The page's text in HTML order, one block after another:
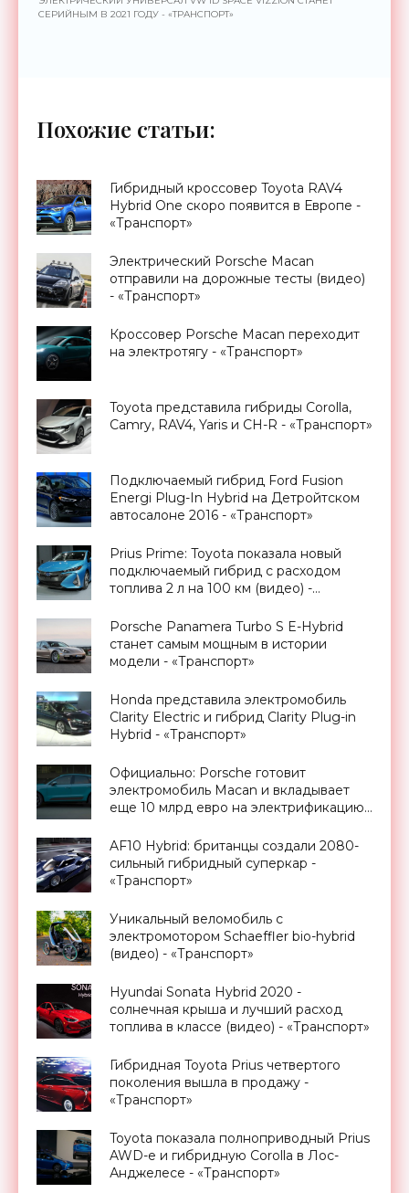
СЕРИЙНЫМ В 2021 ГОДУ - «ТРАНСПОРТ»
Похожие статьи:
Гибридный кроссовер Toyota RAV4
Hybrid One скоро появится в Европе -
«Транспорт»
Электрический Porsche Macan
отправили на дорожные тесты (видео)
- «Транспорт»
Кроссовер Porsche Macan переходит
на электротягу - «Транспорт»
Toyota представила гибриды Corolla,
Camry, RAV4, Yaris и СН-R - «Транспорт»
Подключаемый гибрид Ford Fusion
Energi Plug-In Hybrid на Детройтском
автосалоне 2016 - «Транспорт»
Prius Prime: Toyota показала новый
подключаемый гибрид с расходом
топлива 2 л на 100 км (видео) -
Porsche Panamera Turbo S E-Hybrid
станет самым мощным в истории
модели - «Транспорт»
Honda представила электромобиль
Clarity Electric и гибрид Clarity Plug-in
Hybrid - «Транспорт»
Официально: Porsche готовит
электромобиль Macan и вкладывает
еще 10 млрд евро на электрификацию
AF10 Hybrid: британцы создали 2080-
сильный гибридный суперкар -
«Транспорт»
Уникальный веломобиль с
электромотором Schaeffler bio-hybrid
(видео) - «Транспорт»
Hyundai Sonata Hybrid 2020 -
солнечная крыша и лучший расход
топлива в классе (видео) - «Транспорт»
Гибридная Toyota Prius четвертого
поколения вышла в продажу -
«Транспорт»
Toyota показала полноприводный Prius
AWD-e и гибридную Corolla в Лос-
Анджелесе - «Транспорт»